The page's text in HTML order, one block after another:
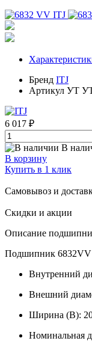
Бренд ITJ
Артикул УТ
6 017 ₽
В
В корзину
Купить в 1 клик
Самовывоз и
Скидки и акции
Описание
Подшипник 6832VV
Внутренний
Внешний
Ширина (B):
Номинальная